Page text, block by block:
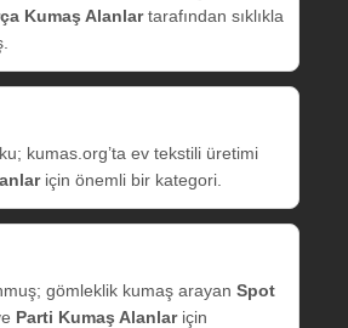
Kumaş Alanlartarafından sıklıkla
kumas.org’ta ev tekstili üretimi
için önemli bir kategori.
gömleklik kumaş arayan Spot
Parti Kumaş Alanlariçin